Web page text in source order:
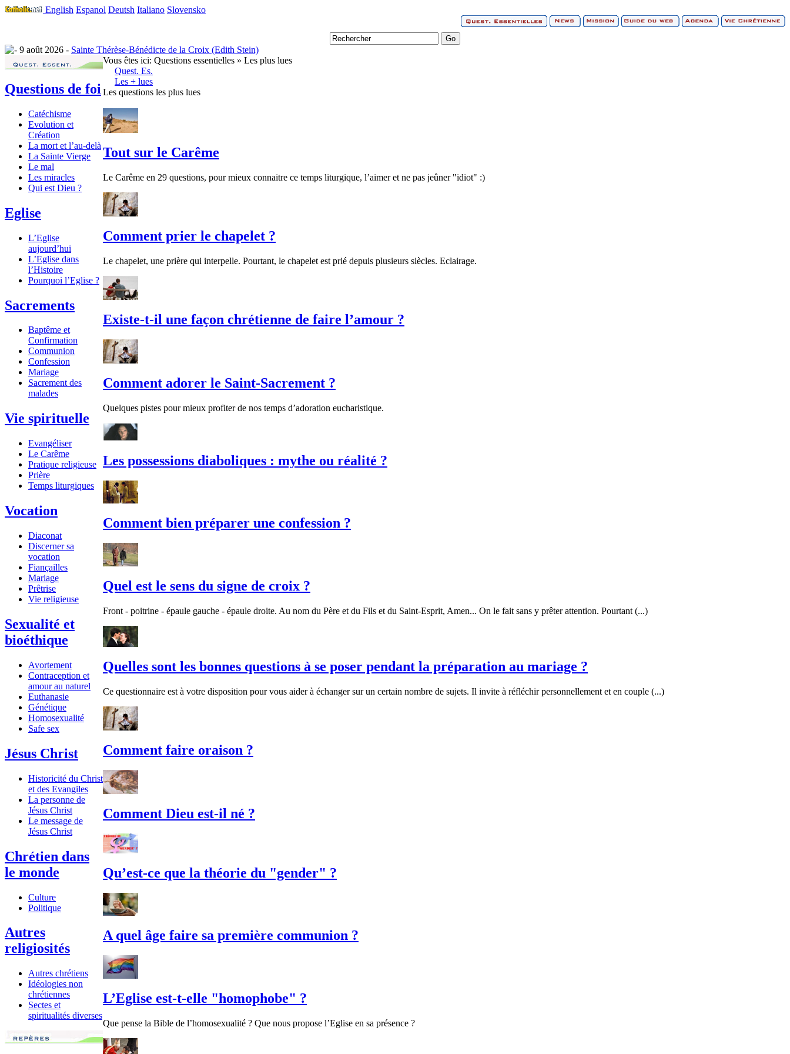
English Espanol Deutsh Italiano Slovensko
9 août 2026 - Sainte Thérèse-Bénédicte de la Croix (Edith Stein)
Questions de foi
Catéchisme
Evolution et
Création
La mort et l’au-delà
La Sainte Vierge
Le mal
Les miracles
Qui est Dieu ?
Eglise
L’Eglise
aujourd’hui
L’Eglise dans
l’Histoire
Pourquoi l’Eglise ?
Sacrements
Baptême et
Confirmation
Communion
Confession
Mariage
Sacrement des
malades
Vie spirituelle
Evangéliser
Le Carême
Pratique religieuse
Prière
Temps liturgiques
Vocation
Diaconat
Discerner sa
vocation
Fiançailles
Mariage
Prêtrise
Vie religieuse
Sexualité et
bioéthique
Avortement
Contraception et
amour au naturel
Euthanasie
Génétique
Homosexualité
Safe sex
Jésus Christ
Historicité du Christ
et des Evangiles
La personne de
Jésus Christ
Le message de
Jésus Christ
Chrétien dans
le monde
Culture
Politique
Autres
religiosités
Autres chrétiens
Idéologies non
chrétiennes
Sectes et
spiritualités diverses
Vous êtes ici: Questions essentielles » Les plus lues
Quest. Es.
Les + lues
Les questions les plus lues
Tout sur le Carême
Le Carême en 29 questions, pour mieux connaitre ce temps liturgique, l’aimer et ne pas jeûner "idiot" :)
Comment prier le chapelet ?
Le chapelet, une prière qui interpelle. Pourtant, le chapelet est prié depuis plusieurs siècles. Eclairage.
Existe-t-il une façon chrétienne de faire l’amour ?
Comment adorer le Saint-Sacrement ?
Quelques pistes pour mieux profiter de nos temps d’adoration eucharistique.
Les possessions diaboliques : mythe ou réalité ?
Comment bien préparer une confession ?
Quel est le sens du signe de croix ?
Front - poitrine - épaule gauche - épaule droite. Au nom du Père et du Fils et du Saint-Esprit, Amen... On le fait sans y prêter attention. Pourtant (...)
Quelles sont les bonnes questions à se poser pendant la préparation au mariage ?
Ce questionnaire est à votre disposition pour vous aider à échanger sur un certain nombre de sujets. Il invite à réfléchir personnellement et en couple (...)
Comment faire oraison ?
Comment Dieu est-il né ?
Qu’est-ce que la théorie du "gender" ?
A quel âge faire sa première communion ?
L’Eglise est-t-elle "homophobe" ?
Que pense la Bible de l’homosexualité ? Que nous propose l’Eglise en sa présence ?